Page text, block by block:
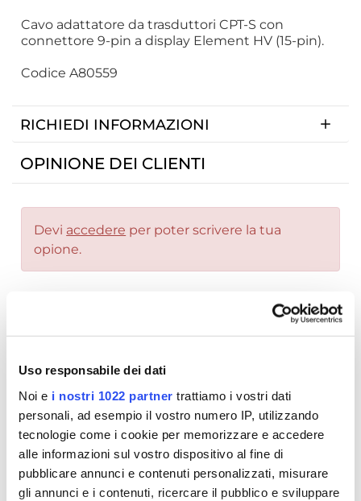
Uso responsabile dei dati
Noi e i nostri 1022 partner trattiamo i vostri dati
personali, ad esempio il vostro numero IP, utilizzando
tecnologie come i cookie per memorizzare e accedere
alle informazioni sul vostro dispositivo al fine di
pubblicare annunci e contenuti personalizzati, misurare
gli annunci e i contenuti, ricercare il pubblico e sviluppare
Cavo adattatore da trasduttori CPT-S con
connettore 9-pin a display Element HV (15-pin).
Codice A80559
RICHIEDI INFORMAZIONI
OPINIONE DEI CLIENTI
Devi accedere per poter scrivere la tua
opione.
Condividi Scrivi recensione Stampa
PRODOTTI CHE TI
POTREBBERO INTERESSARE